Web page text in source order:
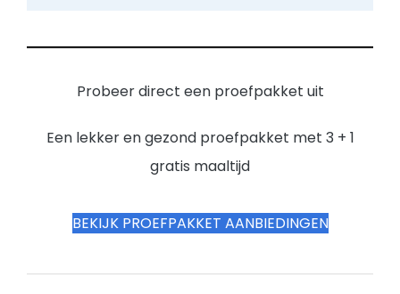
Probeer direct een proefpakket uit
Een lekker en gezond proefpakket met 3 + 1
gratis maaltijd
BEKIJK PROEFPAKKET AANBIEDINGEN